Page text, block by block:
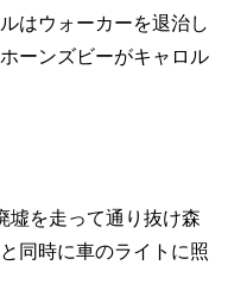
はウォーカーを退治し
ーンズビーがキャロル
墟を走って通り抜け森
同時に車のライトに照